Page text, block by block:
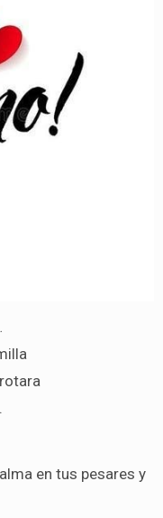
en tus pesares y